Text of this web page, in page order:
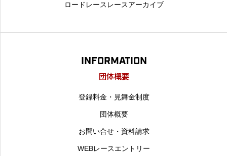
ロードレースレースアーカイブ
INFORMATION
団体概要
登録料金・見舞金制度
団体概要
お問い合せ・資料請求
WEBレースエントリー